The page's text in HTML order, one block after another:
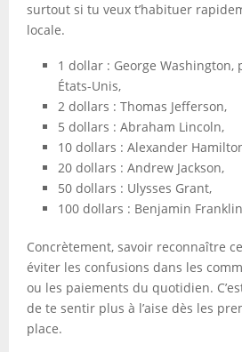
surtout si tu veux t’habituer
locale.
1 dollar : George
États-Unis,
2 dollars : Thomas Jefferson,
5 dollars : Abraham Lincoln,
10 dollars : Alexander
20 dollars : Andrew Jackson,
50 dollars : Ulysses Grant,
100 dollars : Benjamin
Concrètement, savoir reconnaître
éviter les confusions dans les
ou les paiements du quotidien.
de te sentir plus à l’aise dès les
place.